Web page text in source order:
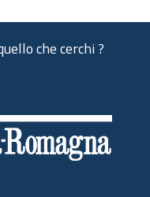
che cerchi ?